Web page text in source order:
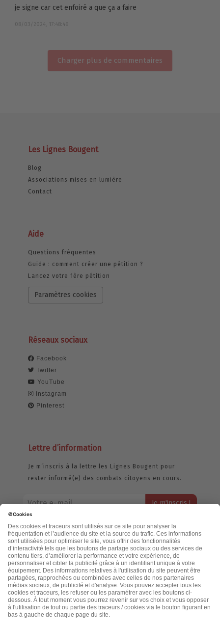
je signe car cet enfoiré a que ça a faire
08/03/2024, 17:48:46
Charger plus de commentaires
Les Lignes Bougent
Blog
Associations mises en lumière
Contact
Aide
Questions fréquentes
Guide : comment créer une pétition ?
Lancez votre 1ère pétition
Paramètres cookies
Réseaux sociaux
Facebook
Twitter
YouTube
Instagram
Pinterest
Lettre d’information
Je m’inscris à la lettre les Lignes Bougent pour
rester informé(e) des combats citoyens en cours.
jamais échangée. Pour consulter notre politique de confidentialité,
cliquez ici.
Accueil
Politique de confidentialité
Cookies